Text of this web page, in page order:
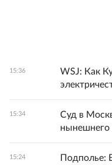
15:36
WSJ: Как
15:34
Суд в
нынешнего
15:24 Подполье: